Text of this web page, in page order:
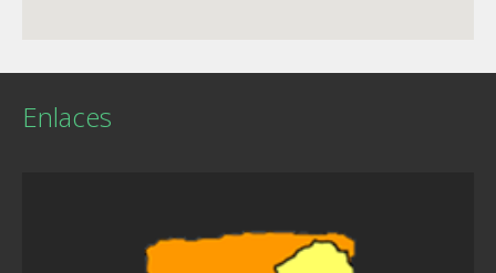
Enlaces